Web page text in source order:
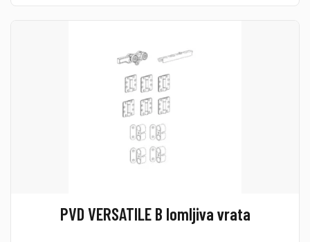
PVD VERSATILE B lomljiva vrata